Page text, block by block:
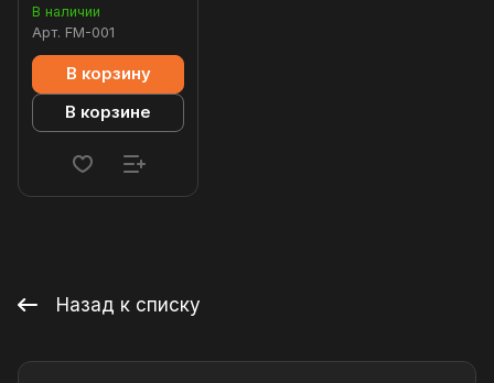
В наличии
Арт. FM-001
В корзину
В корзине
Назад к списку